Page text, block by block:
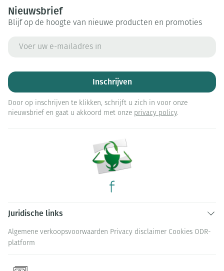
Nieuwsbrief
Blijf op de hoogte van nieuwe producten en promoties
Inschrijven
Door op inschrijven te klikken, schrijft u zich in voor onze
nieuwsbrief en gaat u akkoord met onze privacy policy.
Juridische links
Algemene verkoopsvoorwaarden Privacy disclaimer Cookies ODR-
platform